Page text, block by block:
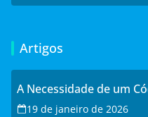
Artigos
A Necessidade de um
19 de janeiro de 2026